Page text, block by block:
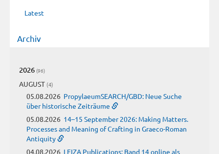
Latest
Archiv
2026 (96)
AUGUST (4)
05.08.2026 PropylaeumSEARCH/GBD: Neue Suche
über historische Zeiträume
05.08.2026 14–15 September 2026: Making Matters.
Processes and Meaning of Crafting in Graeco-Roman
Antiquity
04.08.2026 LEIZA Publications: Band 14 online als